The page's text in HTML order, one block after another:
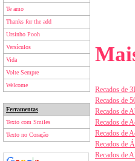
Te amo
Thanks for the add
Ursinho Pooh
Versículos
Vida
Volte Sempre
Welcome
Ferramentas
Texto com Smiles
Texto no Coração
Recados de
Recados de
Recados de
Recados de
Recados de
Recados de
Recados de